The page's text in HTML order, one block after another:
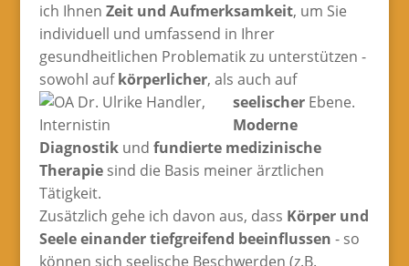
ich Ihnen Zeit und Aufmerksamkeit, um Sie
individuell und umfassend in Ihrer
gesundheitlichen Problematik zu unterstützen -
sowohl aufkörperlicher, als auch auf
seelischerEbene.
Moderne
Diagnostikund fundierte medizinische
Therapiesind die Basis meiner ärztlichen
Tätigkeit.
Zusätzlich gehe ich davon aus, dass Körper und
Seele einander tiefgreifend beeinflussen - so
können sich seelische Beschwerden (z.B.